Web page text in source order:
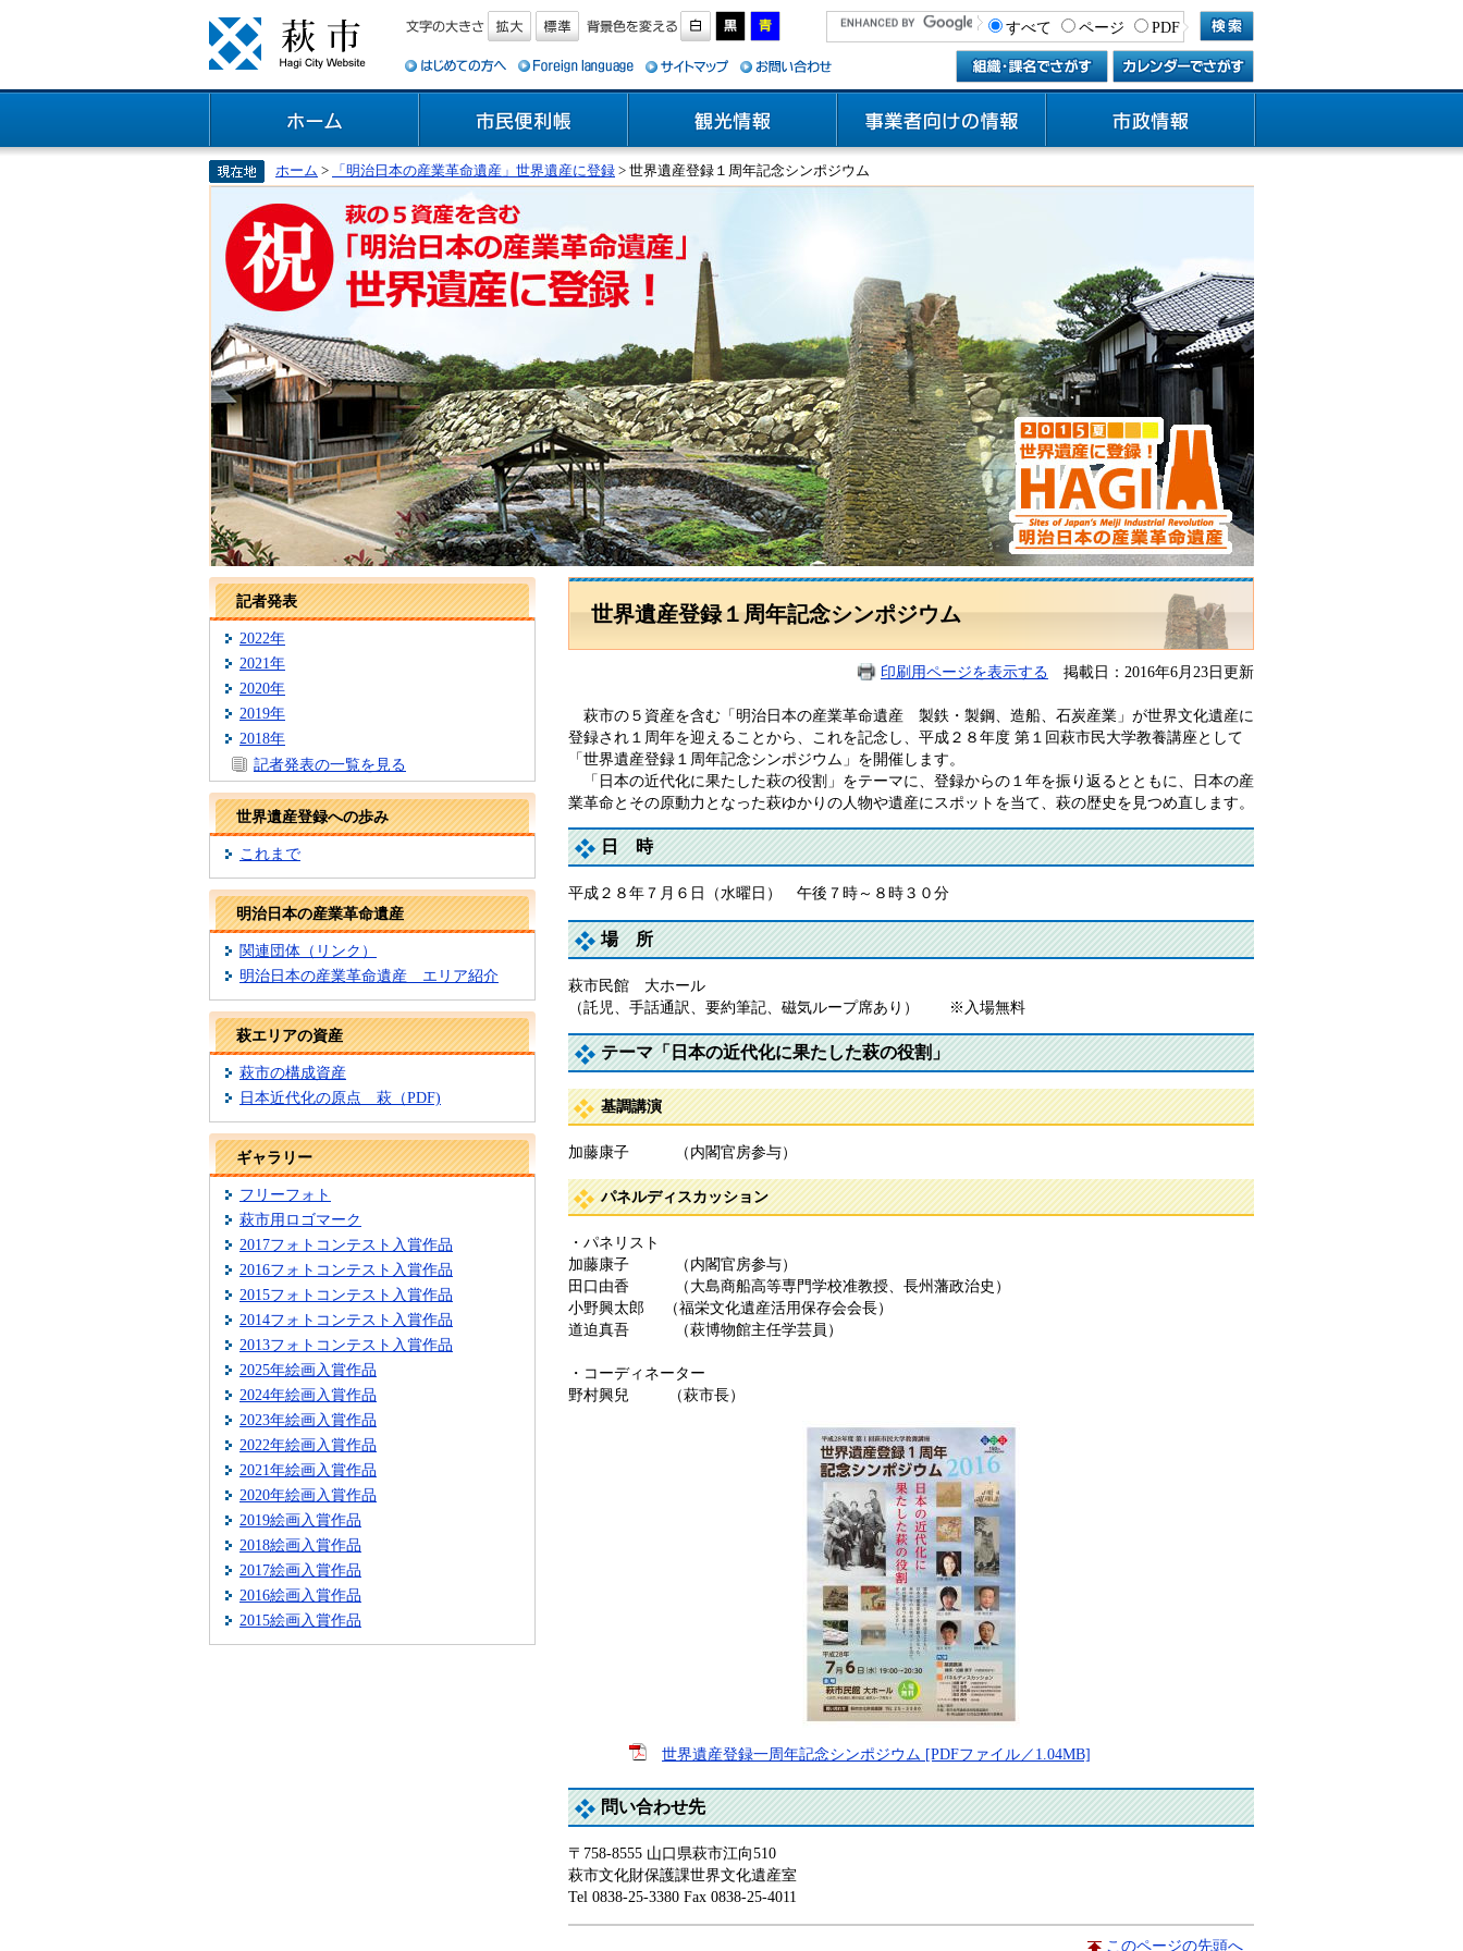
すべて ページ PDF
ホーム > 「明治日本の産業革命遺産」世界遺産に登録 > 世界遺産登録１周年記念シンポジウム
記者発表
2022年
2021年
2020年
2019年
2018年
記者発表の一覧を見る
世界遺産登録への歩み
これまで
明治日本の産業革命遺産
関連団体（リンク）
明治日本の産業革命遺産 エリア紹介
萩エリアの資産
萩市の構成資産
日本近代化の原点 萩（PDF)
ギャラリー
フリーフォト
萩市用ロゴマーク
2017フォトコンテスト入賞作品
2016フォトコンテスト入賞作品
2015フォトコンテスト入賞作品
2014フォトコンテスト入賞作品
2013フォトコンテスト入賞作品
2025年絵画入賞作品
2024年絵画入賞作品
2023年絵画入賞作品
2022年絵画入賞作品
2021年絵画入賞作品
2020年絵画入賞作品
2019絵画入賞作品
2018絵画入賞作品
2017絵画入賞作品
2016絵画入賞作品
2015絵画入賞作品
世界遺産登録１周年記念シンポジウム
印刷用ページを表示する 掲載日：2016年6月23日更新
萩市の５資産を含む「明治日本の産業革命遺産 製鉄・製鋼、造船、石炭産業」が世界文化遺産に
登録され１周年を迎えることから、これを記念し、平成２８年度 第１回萩市民大学教養講座として
「世界遺産登録１周年記念シンポジウム」を開催します。
「日本の近代化に果たした萩の役割」をテーマに、登録からの１年を振り返るとともに、日本の産
業革命とその原動力となった萩ゆかりの人物や遺産にスポットを当て、萩の歴史を見つめ直します。
日 時
平成２８年７月６日（水曜日） 午後７時～８時３０分
場 所
萩市民館 大ホール
（託児、手話通訳、要約筆記、磁気ループ席あり） ※入場無料
テーマ「日本の近代化に果たした萩の役割」
基調講演
加藤康子 （内閣官房参与）
パネルディスカッション
・パネリスト
加藤康子 （内閣官房参与）
田口由香 （大島商船高等専門学校准教授、長州藩政治史）
小野興太郎 （福栄文化遺産活用保存会会長）
道迫真吾 （萩博物館主任学芸員）
・コーディネーター
野村興兒 （萩市長）
世界遺産登録一周年記念シンポジウム [PDFファイル／1.04MB]
問い合わせ先
〒758-8555 山口県萩市江向510
萩市文化財保護課世界文化遺産室
Tel 0838-25-3380 Fax 0838-25-4011
このページの先頭へ